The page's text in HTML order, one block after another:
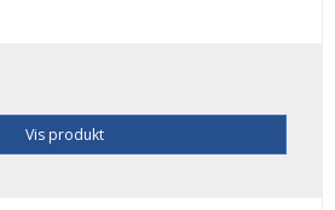
Vis produkt